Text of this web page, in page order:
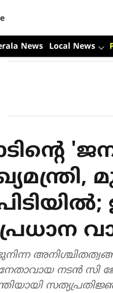
News Local News
നേതാവായ നടൻ സി